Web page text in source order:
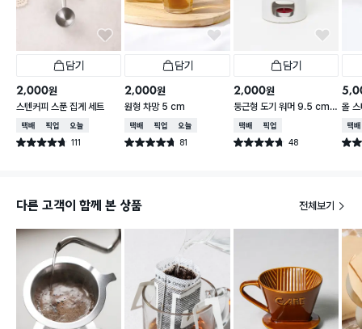
담기
2,000원
스텐커피 스푼 집게 세트
택배배송매장픽업오늘배송
별점 4.7점 111
건 작성
담기
2,000원
원형 차망 5 cm
택배배송매장픽업오늘배송
별점 4.7점 81
건 작성
담기
2,000원
둥근형 도기 워머 9.5 cm
아이보리
택배배송매장픽업
별점 4.7점 48
건 작성
올
택배
별점
다른 고객이 함께 본 상품 전체보기